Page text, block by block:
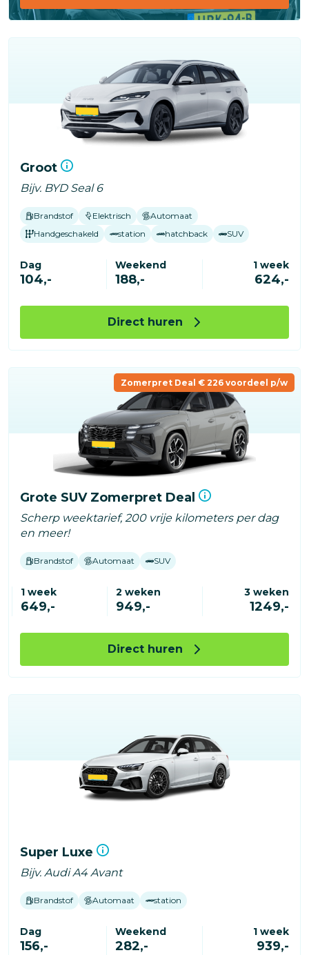
Groot
Bijv. BYD Seal 6
Brandstof Elektrisch
Automaat
Handgeschakeld
station hatchback SUV
Dag
104,-
Weekend
188,-
1 week
624,-
Direct huren
Zomerpret Deal € 226 voordeel p/w
Grote SUV Zomerpret Deal
Scherp weektarief, 200 vrije kilometers per dag
en meer!
Brandstof Automaat SUV
1 week
649,-
2 weken
949,-
3 weken
1249,-
Direct huren
Super Luxe
Bijv. Audi A4 Avant
Brandstof Automaat station
Dag
156,-
Weekend
282,-
1 week
939,-